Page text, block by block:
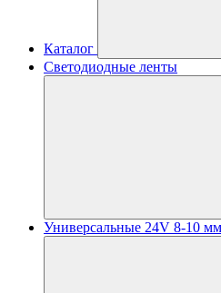
Каталог
Светодиодные ленты
Универсальные 24V 8-10